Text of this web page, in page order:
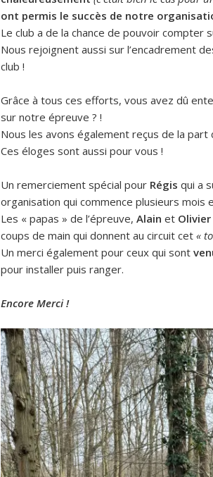
ont permis le succès de notre
Le club a de la chance de pouvoir compter
Nous rejoignent aussi sur l’encadrement
club !
Grâce à tous ces efforts, vous avez dû
sur notre épreuve ? !
Nous les avons également reçus de la
Ces éloges sont aussi pour vous !
Un remerciement spécial pour Régis qui a
organisation qui commence plusieurs mois
Les « papas » de l’épreuve,Alain et Olivier
coups de main qui donnent au circuit cet«
Un merci également pour ceux qui sont
pour installer puis ranger.
Encore Merci !